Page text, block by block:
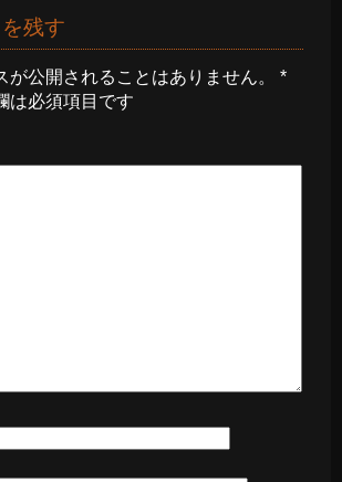
残す
が公開されることはありません。
*
は必須項目です